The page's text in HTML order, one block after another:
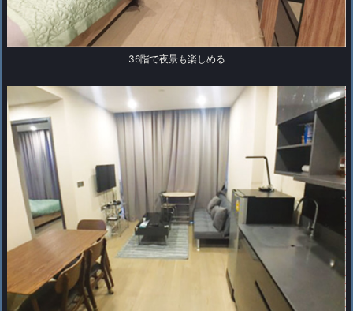
36階で夜景も楽しめる